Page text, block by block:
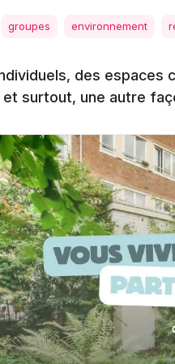
groupes environnement
des espaces
surtout, une autre